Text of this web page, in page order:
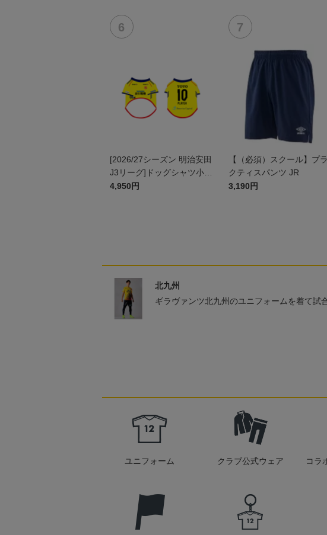
[2026/27シーズン 明治安田
J3リーグ]ドッグシャツ小型
犬用(FP1stデザイン)
4,950円
【（必須）スクール】プラ
クティスパンツ JR
3,190円
北九州
ギラヴァンツ北九州のユニフォームを着て試
ユニフォーム クラブ公式ウェア
コラ